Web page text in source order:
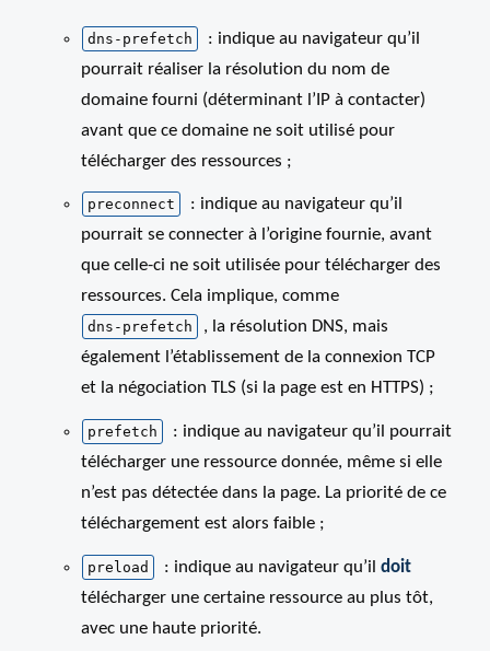
dns-prefetch
: indique au navigateur qu’il
pourrait réaliser la résolution du nom de
domaine fourni (déterminant l’IP à contacter)
avant que ce domaine ne soit utilisé pour
télécharger des ressources ;
preconnect
: indique au navigateur qu’il
pourrait se connecter à l’origine fournie, avant
que celle-ci ne soit utilisée pour télécharger des
ressources. Cela implique, comme
dns-prefetch
, la résolution DNS, mais
également l’établissement de la connexion TCP
et la négociation TLS (si la page est en HTTPS) ;
prefetch
: indique au navigateur qu’il pourrait
télécharger une ressource donnée, même si elle
n’est pas détectée dans la page. La priorité de ce
téléchargement est alors faible ;
preload : indique au navigateur qu’il doit
télécharger une certaine ressource au plus tôt,
avec une haute priorité.